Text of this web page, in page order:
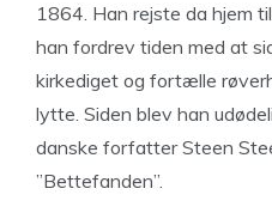
1864. Han rejste da hjem
han fordrev tiden med at
kirkediget og fortælle
lytte. Siden blev han
danske forfatter Steen
”Bettefanden”.